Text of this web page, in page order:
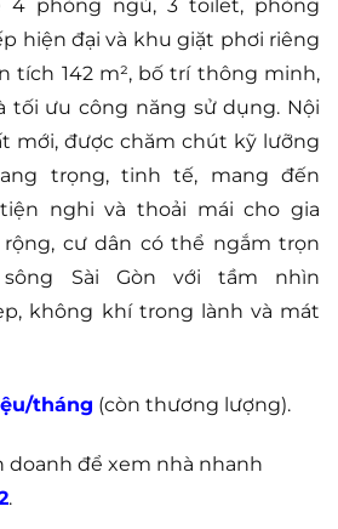
4 phòng ngủ, 3 toilet, phòng
hiện đại và khu giặt phơi riêng
tích 142 m², bố trí thông minh,
tối ưu công năng sử dụng. Nội
mới, được chăm chút kỹ lưỡng
trọng, tinh tế, mang đến
nghi và thoải mái cho gia
cư dân có thể ngắm trọn
sông Sài Gòn với tầm nhìn
không khí trong lành và mát
tháng (còn thương lượng).
doanh để xem nhà nhanh
.